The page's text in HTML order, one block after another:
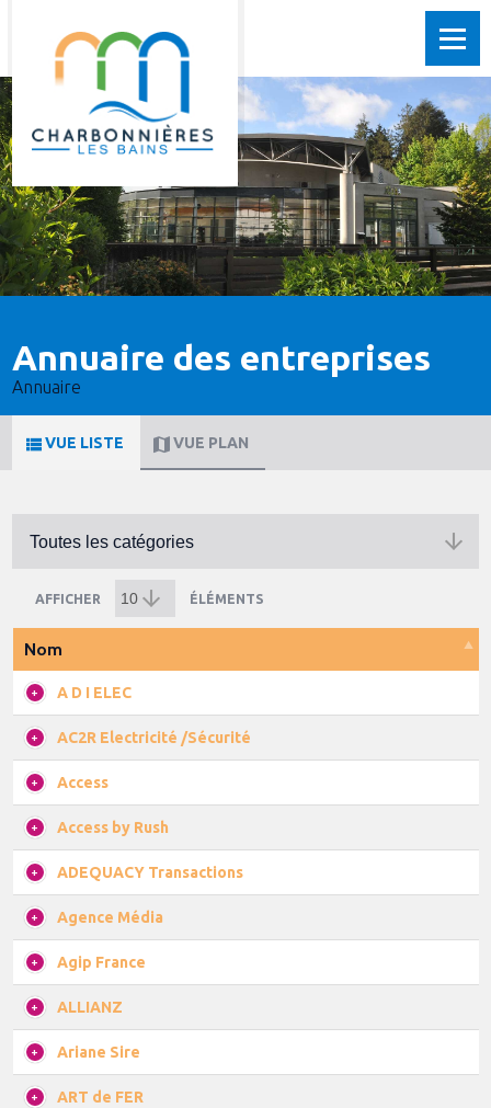
Annuaire des entreprises
Annuaire
VUE LISTE VUE PLAN
AFFICHER ÉLÉMENTS
Nom
A D I ELEC
AC2R Electricité /Sécurité
Access
Access by Rush
ADEQUACY Transactions
Agence Média
Agip France
ALLIANZ
Ariane Sire
ART de FER